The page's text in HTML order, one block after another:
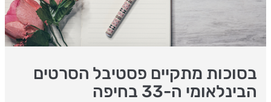
בסוכות מתקיים פסטיבל הסרטים
הבינלאומי ה-33 בחיפה